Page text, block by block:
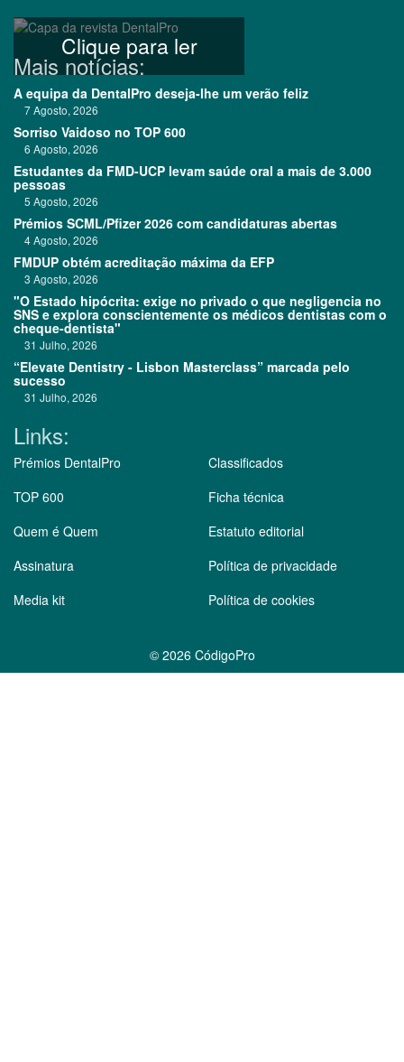
Clique para ler
Mais notícias:
A equipa da DentalPro deseja-lhe um verão feliz
7 Agosto, 2026
Sorriso Vaidoso no TOP 600
6 Agosto, 2026
Estudantes da FMD-UCP levam saúde oral a mais de 3.000
pessoas
5 Agosto, 2026
Prémios SCML/Pfizer 2026 com candidaturas abertas
4 Agosto, 2026
FMDUP obtém acreditação máxima da EFP
3 Agosto, 2026
"O Estado hipócrita: exige no privado o que negligencia no
SNS e explora conscientemente os médicos dentistas com o
cheque-dentista"
31 Julho, 2026
“Elevate Dentistry - Lisbon Masterclass” marcada pelo
sucesso
31 Julho, 2026
Links:
Prémios DentalPro
TOP 600
Quem é Quem
Assinatura
Media kit
Classificados
Ficha técnica
Estatuto editorial
Política de privacidade
Política de cookies
© 2026 CódigoPro